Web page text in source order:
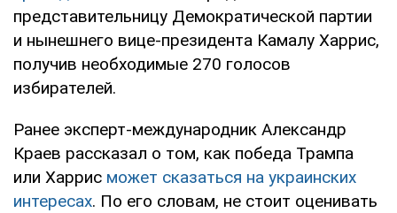
представительницу Демократической партии
и нынешнего вице-президента Камалу Харрис,
получив необходимые 270 голосов
избирателей.
Ранее эксперт-международник Александр
Краев рассказал о том, как победа Трампа
или Харрис может сказаться на украинских
интересах. По его словам, не стоит оценивать